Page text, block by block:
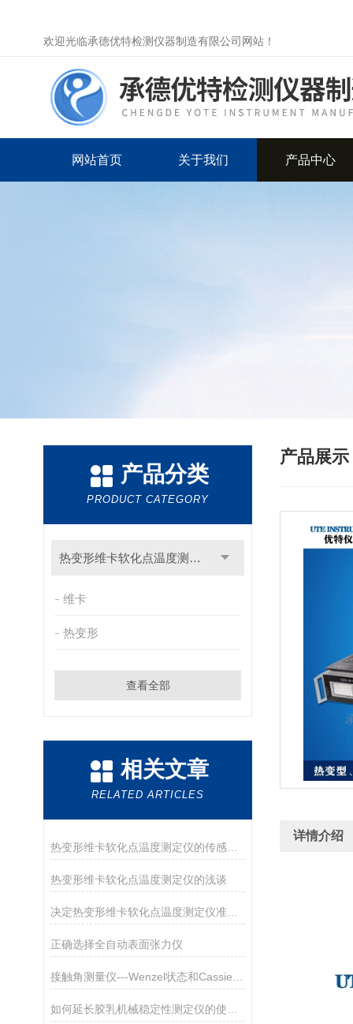
欢迎光临承德优特检测仪器制造有限公司网站！
网站首页 关于我们 产品中心
产品分类
PRODUCT CATEGORY
热变形维卡软化点温度测定仪
维卡
热变形
查看全部
相关文章
RELATED ARTICLES
热变形维卡软化点温度测定仪的传感器介绍
热变形维卡软化点温度测定仪的浅谈
决定热变形维卡软化点温度测定仪准确度的因素
正确选择全自动表面张力仪
产品展示
详情介绍